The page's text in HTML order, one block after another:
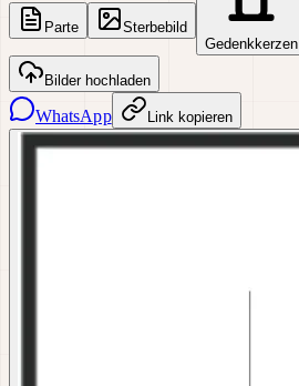
Parte
Sterbebild
Gedenkkerzen
Bilder hochladen
WhatsApp Link kopieren